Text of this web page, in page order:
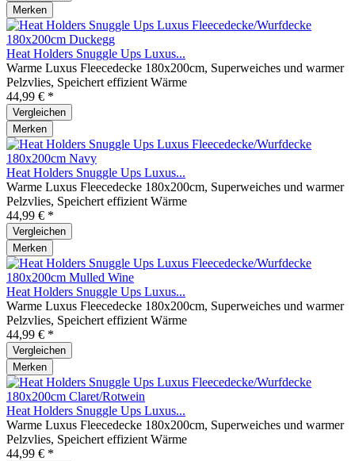
Merken
Heat Holders Snuggle Ups Luxus...
Warme Luxus Fleecedecke 180x200cm, Superweiches und warmer
Pelzvlies, Speichert effizient Wärme
44,99 € *
Vergleichen
Merken
Heat Holders Snuggle Ups Luxus...
Warme Luxus Fleecedecke 180x200cm, Superweiches und warmer
Pelzvlies, Speichert effizient Wärme
44,99 € *
Vergleichen
Merken
Heat Holders Snuggle Ups Luxus...
Warme Luxus Fleecedecke 180x200cm, Superweiches und warmer
Pelzvlies, Speichert effizient Wärme
44,99 € *
Vergleichen
Merken
Heat Holders Snuggle Ups Luxus...
Warme Luxus Fleecedecke 180x200cm, Superweiches und warmer
Pelzvlies, Speichert effizient Wärme
44,99 € *